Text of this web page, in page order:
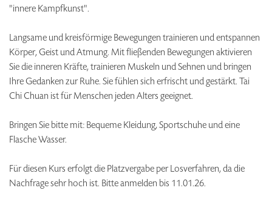
"innere Kampfkunst".
Langsame und kreisförmige Bewegungen trainieren und entspannen
Körper, Geist und Atmung. Mit fließenden Bewegungen aktivieren
Sie die inneren Kräfte, trainieren Muskeln und Sehnen und bringen
Ihre Gedanken zur Ruhe. Sie fühlen sich erfrischt und gestärkt. Tai
Chi Chuan ist für Menschen jeden Alters geeignet.
Bringen Sie bitte mit: Bequeme Kleidung, Sportschuhe und eine
Flasche Wasser.
Für diesen Kurs erfolgt die Platzvergabe per Losverfahren, da die
Nachfrage sehr hoch ist. Bitte anmelden bis 11.01.26.